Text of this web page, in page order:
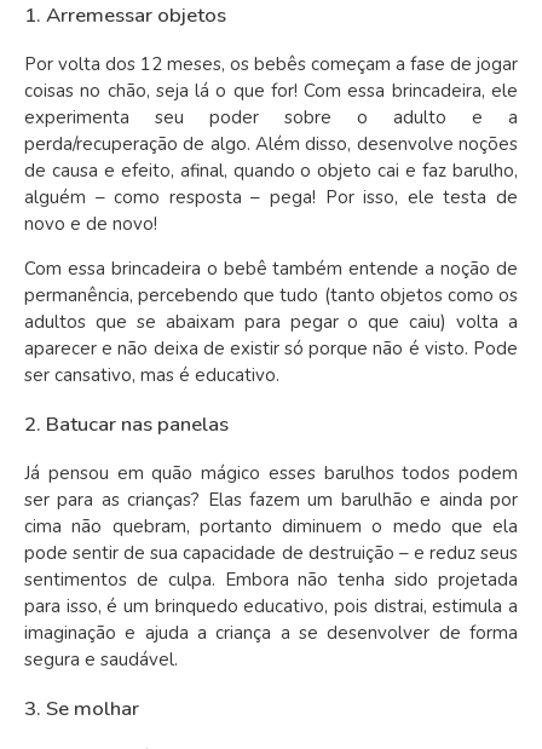
1. Arremessar objetos
Por volta dos 12 meses, os bebês começam a fase de jogar
coisas no chão, seja lá o que for! Com essa brincadeira, ele
experimenta seu poder sobre o adulto e a
perda/recuperação de algo. Além disso, desenvolve noções
de causa e efeito, afinal, quando o objeto cai e faz barulho,
alguém – como resposta – pega! Por isso, ele testa de
novo e de novo!
Com essa brincadeira o bebê também entende a noção de
permanência, percebendo que tudo (tanto objetos como os
adultos que se abaixam para pegar o que caiu) volta a
aparecer e não deixa de existir só porque não é visto. Pode
ser cansativo, mas é educativo.
2. Batucar nas panelas
Já pensou em quão mágico esses barulhos todos podem
ser para as crianças? Elas fazem um barulhão e ainda por
cima não quebram, portanto diminuem o medo que ela
pode sentir de sua capacidade de destruição – e reduz seus
sentimentos de culpa. Embora não tenha sido projetada
para isso, é um brinquedo educativo, pois distrai, estimula a
imaginação e ajuda a criança a se desenvolver de forma
segura e saudável.
3. Se molhar